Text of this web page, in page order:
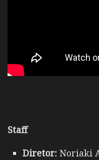
Staff
Diretor: Noriaki